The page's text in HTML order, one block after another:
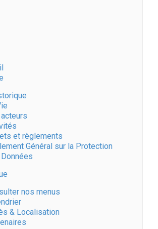
et règlements
Général sur la Protection
nos menus
& Localisation